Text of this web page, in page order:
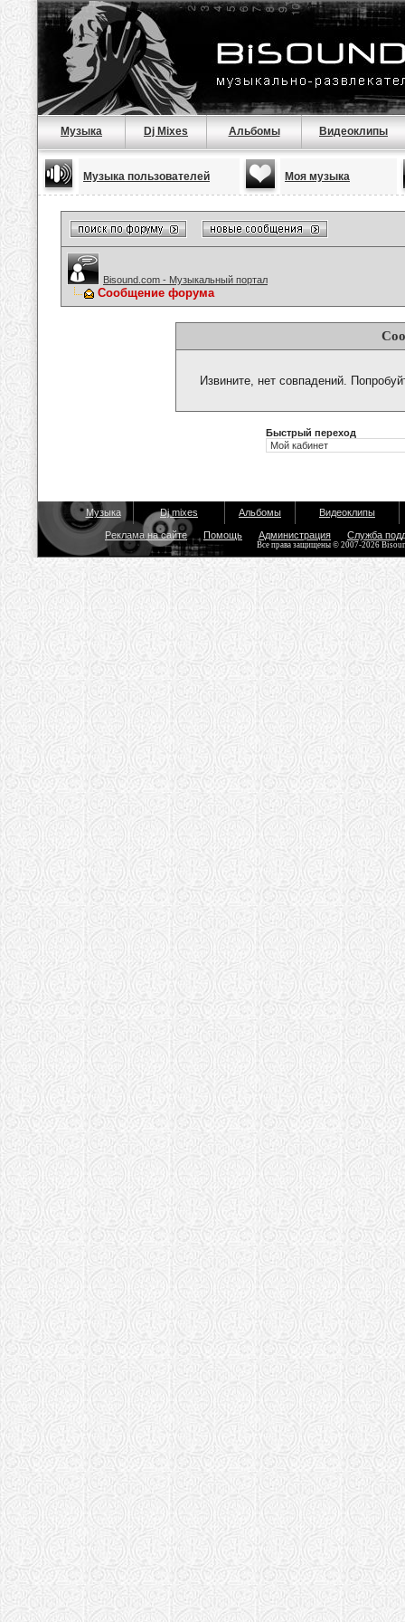
Музыка Dj Mixes Альбомы Видеоклипы
Музыка пользователей Моя музыка
Bisound.com - Музыкальный портал
Сообщение форума
Извините, нет совпадений.
Быстрый переход
Музыка Dj mixes Альбомы Видеоклипы
Реклама на сайте Помощь Администрация Служба
Все права защищены © 2007-2026